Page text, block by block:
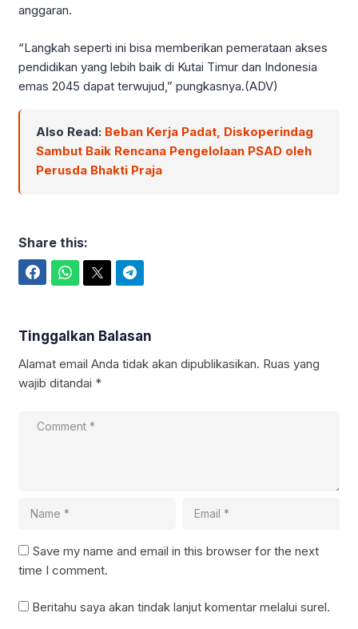
anggaran.
“Langkah seperti ini bisa memberikan pemerataan akses
pendidikan yang lebih baik di Kutai Timur dan Indonesia
emas 2045 dapat terwujud,” pungkasnya.(ADV)
Also Read: Beban Kerja Padat, Diskoperindag
Sambut Baik Rencana Pengelolaan PSAD oleh
Perusda Bhakti Praja
Share this:
Tinggalkan Balasan
Alamat email Anda tidak akan dipublikasikan. Ruas yang
wajib ditandai *
Save my name and email in this browser for the next
time I comment.
Beritahu saya akan tindak lanjut komentar melalui surel.